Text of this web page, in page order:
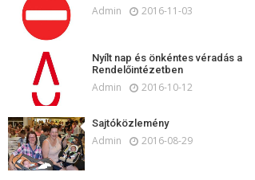
Admin 2016-11-03
Nyílt nap és önkéntes véradás a
Rendelőintézetben
Admin 2016-10-12
Sajtóközlemény
Admin 2016-08-29